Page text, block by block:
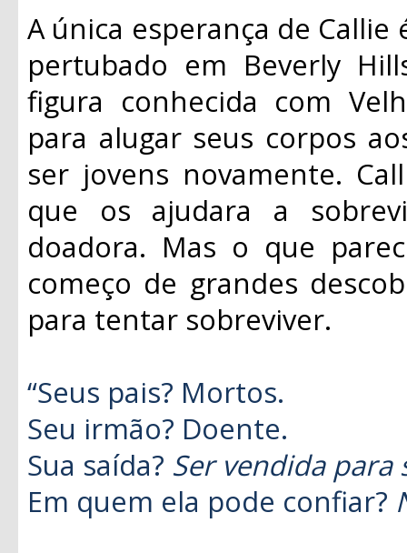
A única esperança de
pertubado em Beverly
figura conhecida com
para alugar seus corpos
ser jovens novamente.
que os ajudara a
doadora. Mas o que
começo de grandes
para tentar sobreviver.
“Seus pais? Mortos.
Seu irmão? Doente.
Sua saída? Ser vendida para
Em quem ela pode confiar?